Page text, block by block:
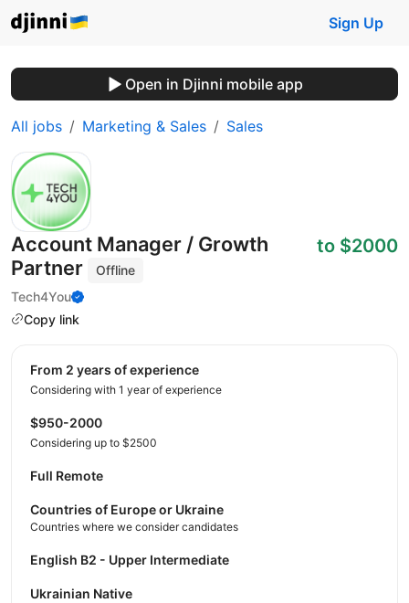
Sign Up
Open in Djinni mobile app
All jobs Marketing & Sales Sales
Account Manager / Growth
Partner
Offline
Tech4You
Copy link
to $2000
from 2 years of experience
Considering with 1 year of experience
$950-2000
Considering up to $2500
Full Remote
Countries of Europe or Ukraine
Countries where we consider candidates
English B2 - Upper Intermediate
Ukrainian Native